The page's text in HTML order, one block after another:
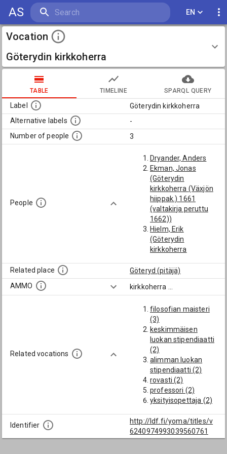
AS EN
Vocation
Göterydin kirkkoherra
TABLE TIMELINE SPARQL QUERY
Label
Göterydin kirkkoherra
Alternative labels
-
Number of people
3
People
Dryander, Anders
Ekman, Jonas
(Göterydin
kirkkoherra (Växjön
hiippak.) 1661
(valtakirja peruttu
1662))
Hielm, Erik
(Göterydin
kirkkoherra
1722 (virkaan 1732,
sitä ennen
Stuvhultin vt.
Related place
Göteryd (pitäjä)
AMMO
kirkkoherra
Related vocations
filosofian maisteri
(3)
keskimmäisen
luokan stipendiaatti
(2)
alimman luokan
stipendiaatti (2)
rovasti (2)
professori (2)
yksityisopettaja (2)
kirkkoherra (1)
sotilaspappi (1)
kirkkoherra (1)
Identifier
http://ldf.fi/yoma/titles/v
6240974993039560761